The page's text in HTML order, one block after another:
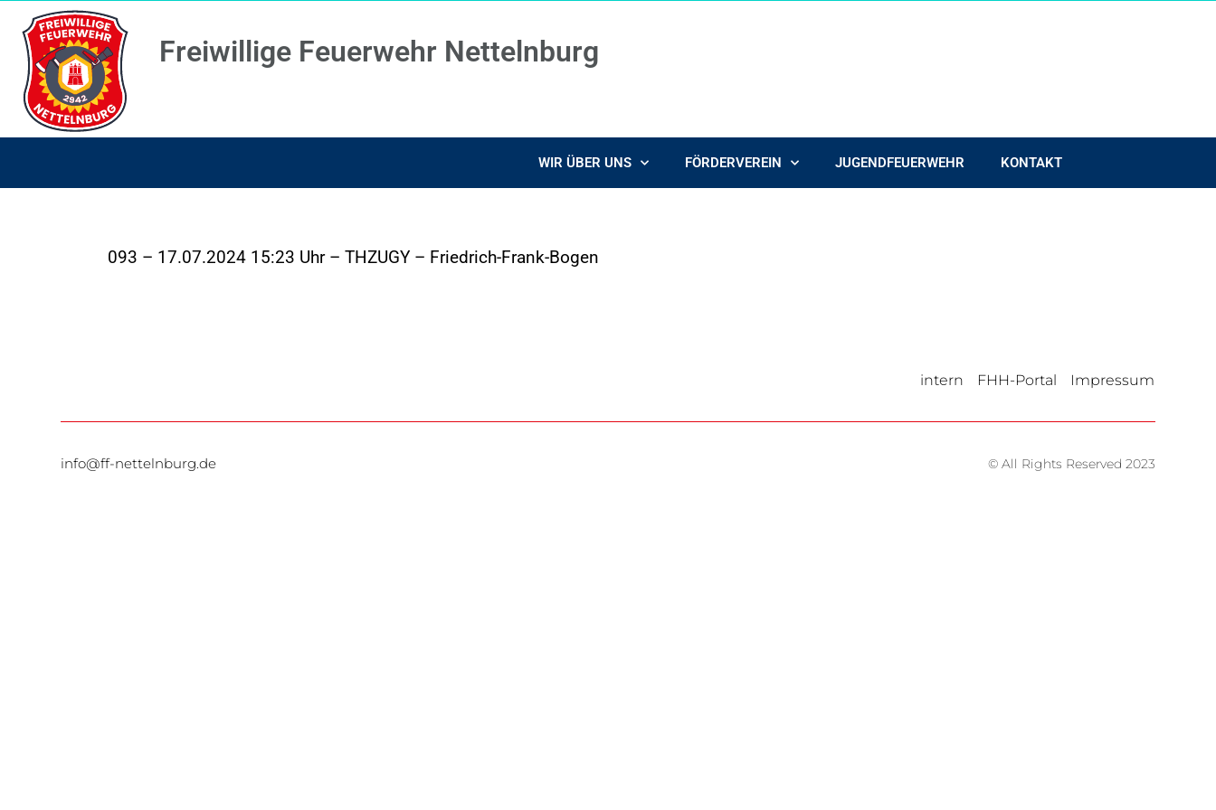
Freiwillige Feuerwehr Nettelnburg
WIR ÜBER UNS FÖRDERVEREIN JUGENDFEUERWEHR KONTAKT
093 – 17.07.2024 15:23 Uhr – THZUGY – Friedrich-Frank-Bogen
intern FHH-Portal Impressum
info@ff-nettelnburg.de © All Rights Reserved 2023